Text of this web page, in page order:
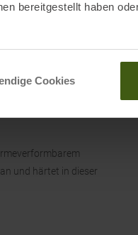
bereitgestellt haben
Cookies
und härtet in dieser